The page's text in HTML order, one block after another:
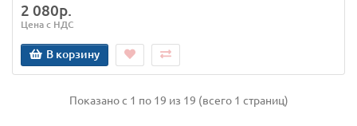
2 080р.
Цена с НДС
В корзину
Показано с 1 по 19 из 19 (всего 1 страниц)